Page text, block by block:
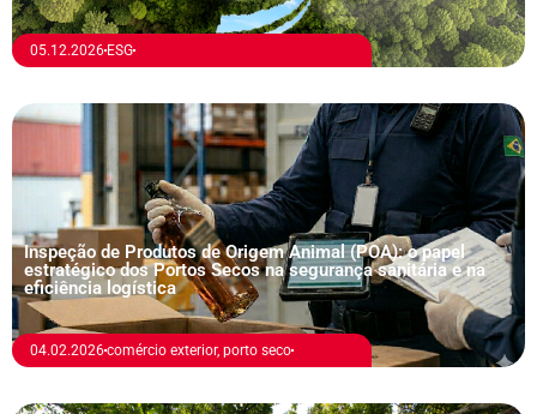
05.12.2026 ESG
Inspeção de Produtos de Origem Animal (POA): o papel
estratégico dos Portos Secos na segurança sanitária e na
eficiência logística
04.02.2026comércio exterior, porto seco